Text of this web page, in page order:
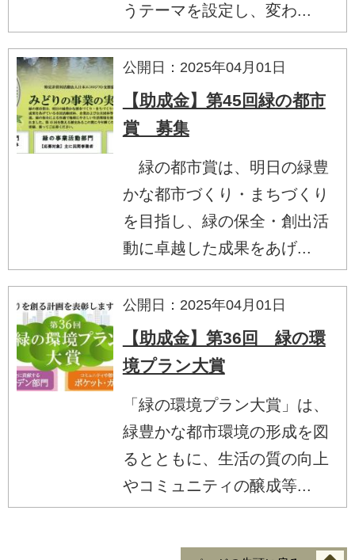
うテーマを設定し、変わ...
公開日：2025年04月01日
【助成金】第45回緑の都市
賞 募集
緑の都市賞は、明日の緑豊
かな都市づくり・まちづくり
を目指し、緑の保全・創出活
動に卓越した成果をあげ...
公開日：2025年04月01日
【助成金】第36回 緑の環
境プラン大賞
「緑の環境プラン大賞」は、
緑豊かな都市環境の形成を図
るとともに、生活の質の向上
やコミュニティの醸成等...